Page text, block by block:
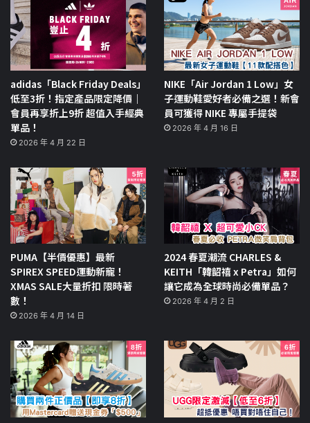
adidas「Black Friday Deals」
低至3折！指定產品限定降價｜
會員再享折上9折 超值入手經典
單品！
2026 年 4 月 22 日
NIKE「Air Jordan 1 Low」女
子運動鞋愛好者必備之選！新會
員可獲得 NIKE 專屬手提袋
2026 年 4 月 16 日
PUMA【半價優惠】最新
SPIREX SPEED運動新寵！
XMAS SALE大量折扣 限時著
數！
2026 年 4 月 14 日
2024 春夏潮流 CHARLES &
KEITH「韓韶禧 x Petra」如何
讓它成為全球時尚必備單品？
2026 年 4 月 2 日